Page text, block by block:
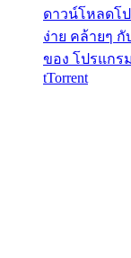
ดาวน์โหลดโป
ง่าย คล้ายๆ
ของ โปรแกร
tTorrent